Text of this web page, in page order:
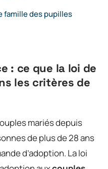
famille des pupilles
: ce que la loi de
les critères de
mariés depuis
de plus de 28 ans
d’adoption. La loi